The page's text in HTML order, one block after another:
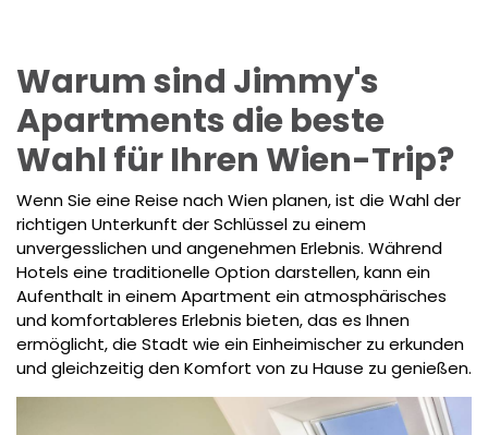
Warum sind Jimmy's
Apartments die beste
Wahl für Ihren Wien-Trip?
Wenn Sie eine Reise nach Wien planen, ist die Wahl der
richtigen Unterkunft der Schlüssel zu einem
unvergesslichen und angenehmen Erlebnis. Während
Hotels eine traditionelle Option darstellen, kann ein
Aufenthalt in einem Apartment ein atmosphärisches
und komfortableres Erlebnis bieten, das es Ihnen
ermöglicht, die Stadt wie ein Einheimischer zu erkunden
und gleichzeitig den Komfort von zu Hause zu genießen.